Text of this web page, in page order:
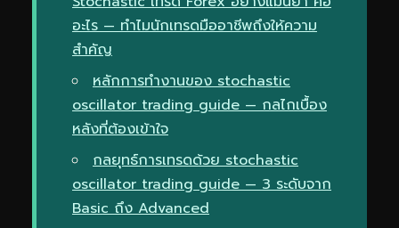
อะไร — ทำไมนักเทรดมืออาชีพถึงให้ความ
สำคัญ
หลักการทำงานของ stochastic
oscillator trading guide — กลไกเบื้อง
หลังที่ต้องเข้าใจ
กลยุทธ์การเทรดด้วย stochastic
oscillator trading guide — 3 ระดับจาก
Basic ถึง Advanced